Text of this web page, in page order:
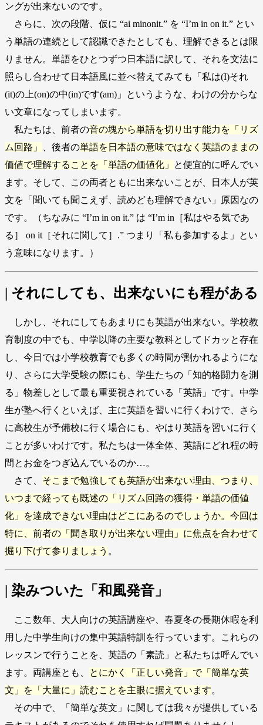
ングが出来ないのです。
さらに、次の段階、仮に “ai minonit.” を “I’m in on it.” とい
う単語の連続として認識できたとしても、理解できるとは限
りません。単語をひとつずつ日本語に訳して、それを文法に
照らし合わせて日本語風に並べ替えてみても「私は(I)それ
(it)の上(on)の中(in)です(am)」というような、わけの分からな
い文章になってしまいます。
私たちは、前者の音の塊から単語を切り出す能力を「リズ
ム回路」
、後者の単語を日本語の意味ではなく英語のままの
価値で理解することを「単語の価値化」
と便宜的に呼んでい
ます。そして、この両者ともに出来ないことが、日本人が英
文を「聞いても聞こえず、読めども理解できない」原因なの
です。（ちなみに “I’m in on it.” は “I’m in［私はやる気であ
る］ on it［それに関して］.” つまり「私も参加するよ」とい
う意味になります。）
| それにしても、出来ないにも程がある
しかし、それにしてもあまりにも英語が出来ない。学校教
育制度の中でも、中学以降の主要な教科としてドカッと存在
し、今日では小学校教育でも多くの時間が割かれるようにな
り、さらに大学受験の際にも、学生たちの「知的格闘力を測
る」物差しとして最も重要視されている「英語」です。中学
生が塾へ行くといえば、主に英語を習いに行くわけで、さら
に高校生が予備校に行く場合にも、やはり英語を習いに行く
ことが多いわけです。私たちは一体全体、英語にどれ程の時
間とお金をつぎ込んでいるのか…。
さて、 そこまで勉強しても英語が出来ない理由、つまり、
いつまで経っても既述の「リズム回路の獲得・単語の価値
化」を達成できない理由はどこにあるのでしょうか。今回は
特に、前者の「聞き取りが出来ない理由」に焦点を合わせて
掘り下げて参りましょう 。
| 染みついた「和風発音」
ここ数年、大人向けの英語講座や、春夏冬の長期休暇を利
用した中学生向けの集中英語特訓を行っています。これらの
レッスンで行うことを、英語の「素読」と私たちは呼んでい
ます。両講座とも、
とにかく「正しい発音」で「簡単な英
文」を「大量に」読むことを主眼に据えています。
その中で、「簡単な英文」に関しては我々が提供している